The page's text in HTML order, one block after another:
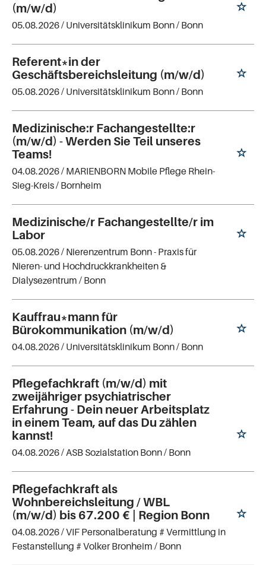
(m/w/d)
05.08.2026 / Universitätsklinikum Bonn/ Bonn
Referent*in der
Geschäftsbereichsleitung (m/w/d)
05.08.2026 / Universitätsklinikum Bonn/ Bonn
Medizinische:r Fachangestellte:r
(m/w/d) - Werden Sie Teil unseres
Teams!
04.08.2026 / MARIENBORN Mobile Pflege Rhein-
Sieg-Kreis/ Bornheim
Medizinische/r Fachangestellte/r im
Labor
05.08.2026 / Nierenzentrum Bonn - Praxis für
Nieren- und Hochdruckkrankheiten &
Dialysezentrum / Bonn
Kauffrau*mann für
Bürokommunikation (m/w/d)
04.08.2026 / Universitätsklinikum Bonn/ Bonn
Pflegefachkraft (m/w/d) mit
zweijähriger psychiatrischer
Erfahrung - Dein neuer Arbeitsplatz
in einem Team, auf das Du zählen
kannst!
04.08.2026 / ASB Sozialstation Bonn/ Bonn
Pflegefachkraft als
Wohnbereichsleitung / WBL
(m/w/d) bis 67.200 € | Region Bonn
04.08.2026 /VIF Personalberatung # Vermittlung in
Festanstellung # Volker Bronheim / Bonn